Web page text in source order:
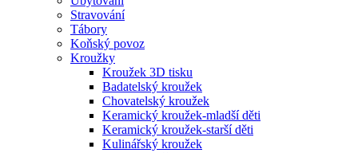
Stravování
Tábory
Koňský povoz
Kroužky
Kroužek 3D tisku
Badatelský kroužek
Chovatelský kroužek
Keramický kroužek-mladší děti
Keramický kroužek-starší děti
Kulinářský kroužek